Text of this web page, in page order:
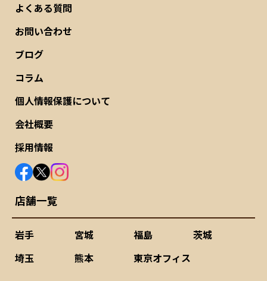
よくある質問
お問い合わせ
ブログ
コラム
個人情報保護について
会社概要
採用情報
店舗一覧
岩手 宮城 福島
茨城
埼玉
熊本 東京オフィス